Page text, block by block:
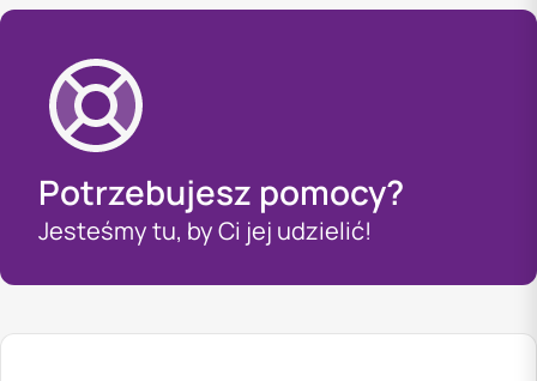
Potrzebujesz pomocy?
Jesteśmy tu, by Ci jej udzielić!